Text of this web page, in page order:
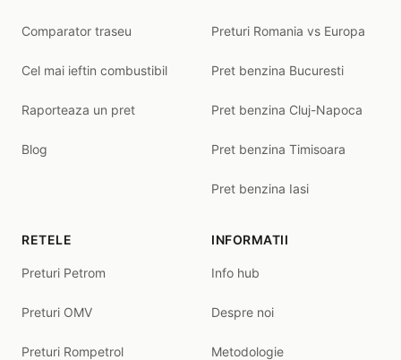
Comparator traseu
Cel mai ieftin combustibil
Raporteaza un pret
Blog
Preturi Romania vs Europa
Pret benzina Bucuresti
Pret benzina Cluj-Napoca
Pret benzina Timisoara
Pret benzina Iasi
RETELE
Preturi Petrom
Preturi OMV
Preturi Rompetrol
INFORMATII
Info hub
Despre noi
Metodologie